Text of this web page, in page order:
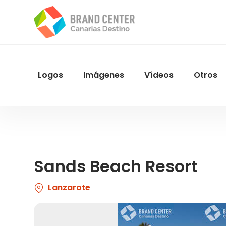
contenido
Menu
Logos Imágenes Vídeos Otros
Sands Beach Resort
Lanzarote